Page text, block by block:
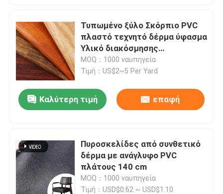
Τυπωμένο ξύλο Σκόρπιο PVC
πλαστό τεχνητό δέρμα ύφασμα
Υλικό διακόσμησης
αυτοκινήτου
MOQ：1000 ναυπηγεία
Τιμή：US$2~5 Per Yard
Καλύτερη τιμή επαφή
Πυροσκελίδες από συνθετικό
δέρμα με ανάγλυφο PVC
πλάτους 140 cm
MOQ：1000 ναυπηγεία
Τιμή：USD$0.62 ~ USD$1.10